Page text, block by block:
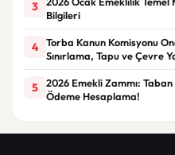
3
Bilgileri
4
Torba Kanun Komisyonu
Sınırlama, Tapu ve Çevre
5
2026 Emekli Zammı:
Ödeme Hesaplama!